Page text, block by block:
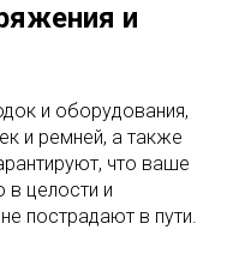
и
и оборудования,
и ремней, а также
что ваше
в целости и
пострадают в пути.